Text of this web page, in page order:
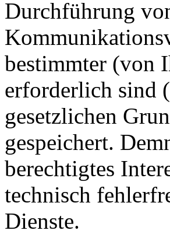
Durchführung
bestimmter (von
erforderlich sind
gesetzlichen
gespeichert.
berechtigtes
technisch
Dienste.